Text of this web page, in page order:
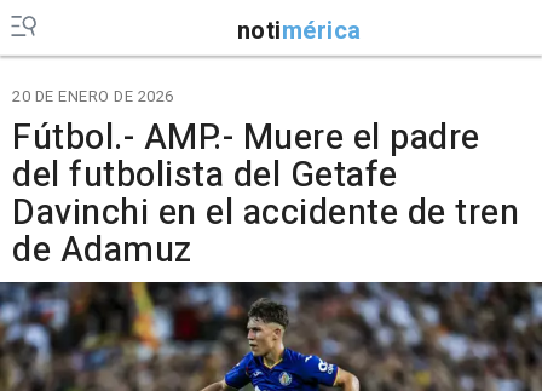
notimérica
20 DE ENERO DE 2026
Fútbol.- AMP.- Muere el padre
del futbolista del Getafe
Davinchi en el accidente de tren
de Adamuz